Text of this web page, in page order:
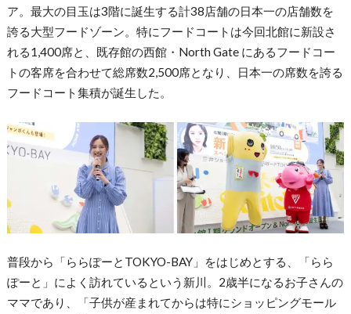
ア。最大の目玉は3階に誕生する計38店舗の日本一の店舗数を
誇る大型フードゾーン。特にフードコートは今回北館に新設さ
れる1,400席と、既存館の西館・North Gate にあるフードコー
トの客席を合わせて総席数2,500席となり、日本一の席数を誇る
フードコート集積が誕生した。
普段から「ららぽーとTOKYO-BAY」をはじめとする、「らら
ぽーと」によく訪れているという新川。2歳半になるお子さんの
ママであり、「子供が産まれてからは特にショッピングモール